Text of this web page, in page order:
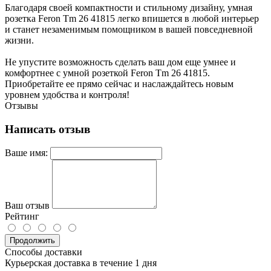
Благодаря своей компактности и стильному дизайну, умная
розетка Feron Tm 26 41815 легко впишется в любой интерьер
и станет незаменимым помощником в вашей повседневной
жизни.
Не упустите возможность сделать ваш дом еще умнее и
комфортнее с умной розеткой Feron Tm 26 41815.
Приобретайте ее прямо сейчас и наслаждайтесь новым
уровнем удобства и контроля!
Отзывы
Написать отзыв
Ваше имя:
Ваш отзыв
Рейтинг
Продолжить
Способы доставки
Курьерская доставка в течение 1 дня